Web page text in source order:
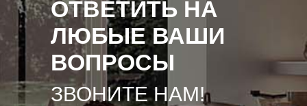
ОТВЕТИТЬ НА
ЛЮБЫЕ ВАШИ
ВОПРОСЫ
ЗВОНИТЕ НАМ!